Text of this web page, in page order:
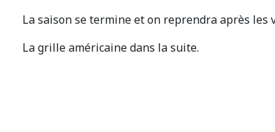
La saison se termine et on reprendra après
La grille américaine dans la suite.